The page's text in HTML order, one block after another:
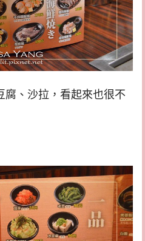
腐、沙拉，看起來也很不